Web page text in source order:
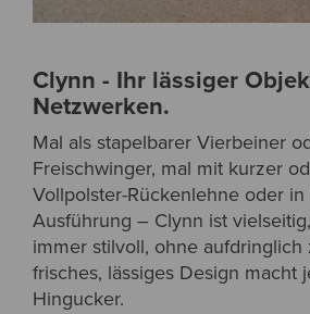
Clynn - Ihr lässiger
Netzwerken.
Mal als stapelbarer Vierbeiner
Freischwinger, mal mit kurzer
Vollpolster-Rückenlehne oder
Ausführung – Clynn ist
immer stilvoll, ohne aufdringlich
frisches, lässiges Design macht
Hingucker.